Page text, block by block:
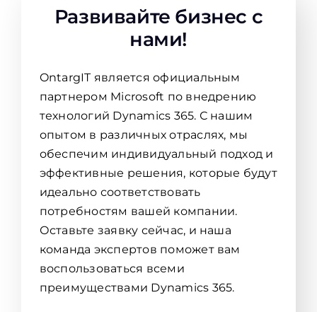
Развивайте бизнес с
нами!
OntargIT является официальным
партнером Microsoft по внедрению
технологий Dynamics 365. С нашим
опытом в различных отраслях, мы
обеспечим индивидуальный подход и
эффективные решения, которые будут
идеально соответствовать
потребностям вашей компании.
Оставьте заявку сейчас, и наша
команда экспертов поможет вам
воспользоваться всеми
преимуществами Dynamics 365.